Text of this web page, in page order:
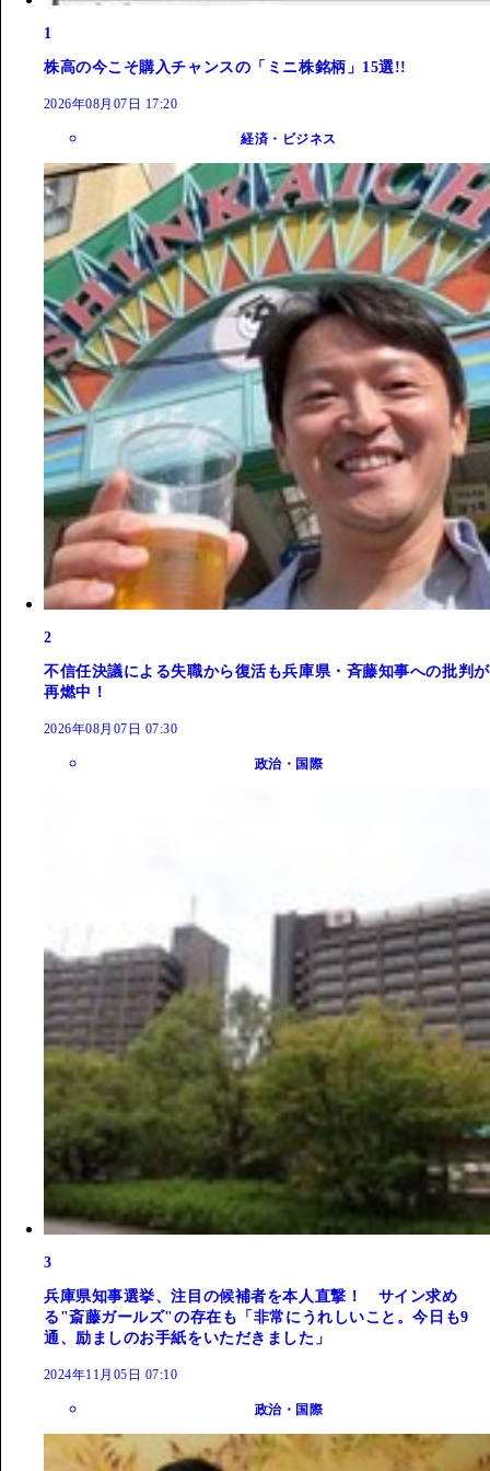
1
株高の今こそ購入チャンスの「ミニ株銘柄」15選!!
2026年08月07日 17:20
経済・ビジネス
2
不信任決議による失職から復活も兵庫県・斉藤知事への批判が
再燃中！
2026年08月07日 07:30
政治・国際
3
兵庫県知事選挙、注目の候補者を本人直撃！ サイン求め
る"斎藤ガールズ"の存在も「非常にうれしいこと。今日も9
通、励ましのお手紙をいただきました」
2024年11月05日 07:10
政治・国際